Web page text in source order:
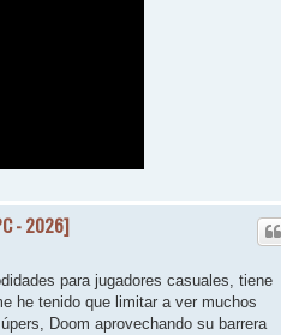
- 2026]
para jugadores casuales, tiene
he tenido que limitar a ver muchos
Doom aprovechando su barrera